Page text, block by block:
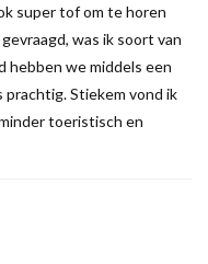
super tof om te horen
was ik soort van
hebben we middels een
Stiekem vond ik
toeristisch en